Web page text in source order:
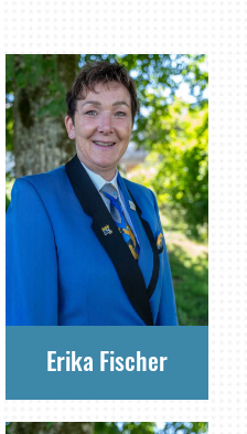
Erika Fischer